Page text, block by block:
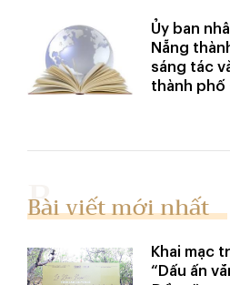
Ủy ban
Nẵng
sáng tác
thành phố
Bài viết mới nhất
Khai mạc
“Dấu ấn